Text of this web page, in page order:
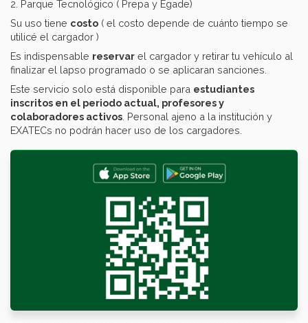
2. Parque Tecnológico ( Prepa y Egade)
Su uso tiene costo ( el costo depende de cuánto tiempo se
utilicé el cargador )
Es indispensable reservar el cargador y retirar tu vehículo al
finalizar el lapso programado o se aplicaran sanciones.
Este servicio solo está disponible para estudiantes
inscritos en el periodo actual, profesores y
colaboradores activos . Personal ajeno a la institución y
EXATECs no podrán hacer uso de los cargadores.